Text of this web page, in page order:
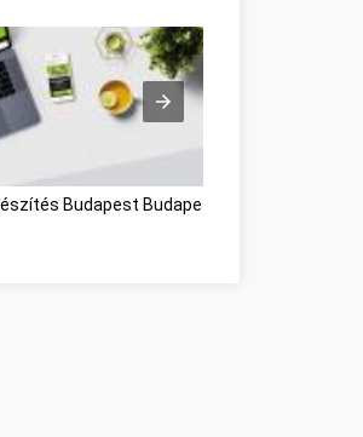
Budapest Budapest